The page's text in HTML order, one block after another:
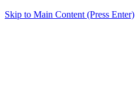
Skip to Main Content (Press Enter)